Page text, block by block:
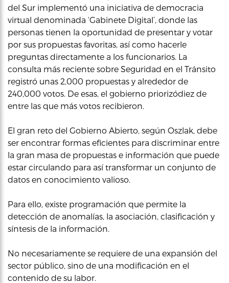
del Sur implementó una iniciativa de democracia
virtual denominada ‘Gabinete Digital’, donde las
personas tienen la oportunidad de presentar y votar
por sus propuestas favoritas, así como hacerle
preguntas directamente a los funcionarios. La
consulta más reciente sobre Seguridad en el Tránsito
registró unas 2,000 propuestas y alrededor de
240,000 votos. De esas, el gobierno priorizódiez de
entre las que más votos recibieron.
El gran reto del Gobierno Abierto, según Oszlak, debe
ser encontrar formas eficientes para discriminar entre
la gran masa de propuestas e información que puede
estar circulando para así transformar un conjunto de
datos en conocimiento valioso.
Para ello, existe programación que permite la
detección de anomalías, la asociación, clasificación y
síntesis de la información.
No necesariamente se requiere de una expansión del
sector público, sino de una modificación en el
contenido de su labor.